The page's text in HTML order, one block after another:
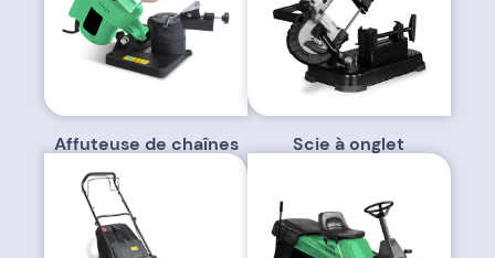
Affuteuse de chaînes Scie à onglet